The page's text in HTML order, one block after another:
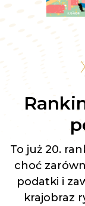
To już 20.
choć
podatki i
krajobraz